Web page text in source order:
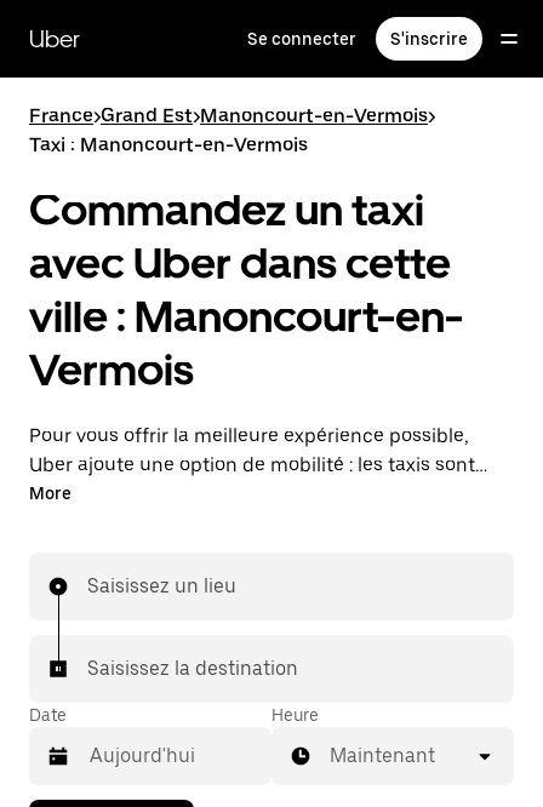
contenu
principal
Uber Se connecter S'inscrire
France>Grand Est>Manoncourt-en-Vermois>
Taxi : Manoncourt-en-Vermois
Commandez un taxi
avec Uber dans cette
ville : Manoncourt-en-
Vermois
Pour vous offrir la meilleure expérience possible,
Uber ajoute une option de mobilité : les taxis sont
maintenant disponibles dans l'application. Uber Taxi :
More
Saisissez un lieu
Saisissez la destination
Date Heure
Maintenant